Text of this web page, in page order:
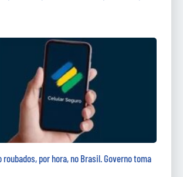
roubados, por hora, no Brasil. Governo toma